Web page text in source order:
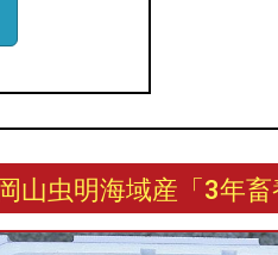
山虫明海域産「3年